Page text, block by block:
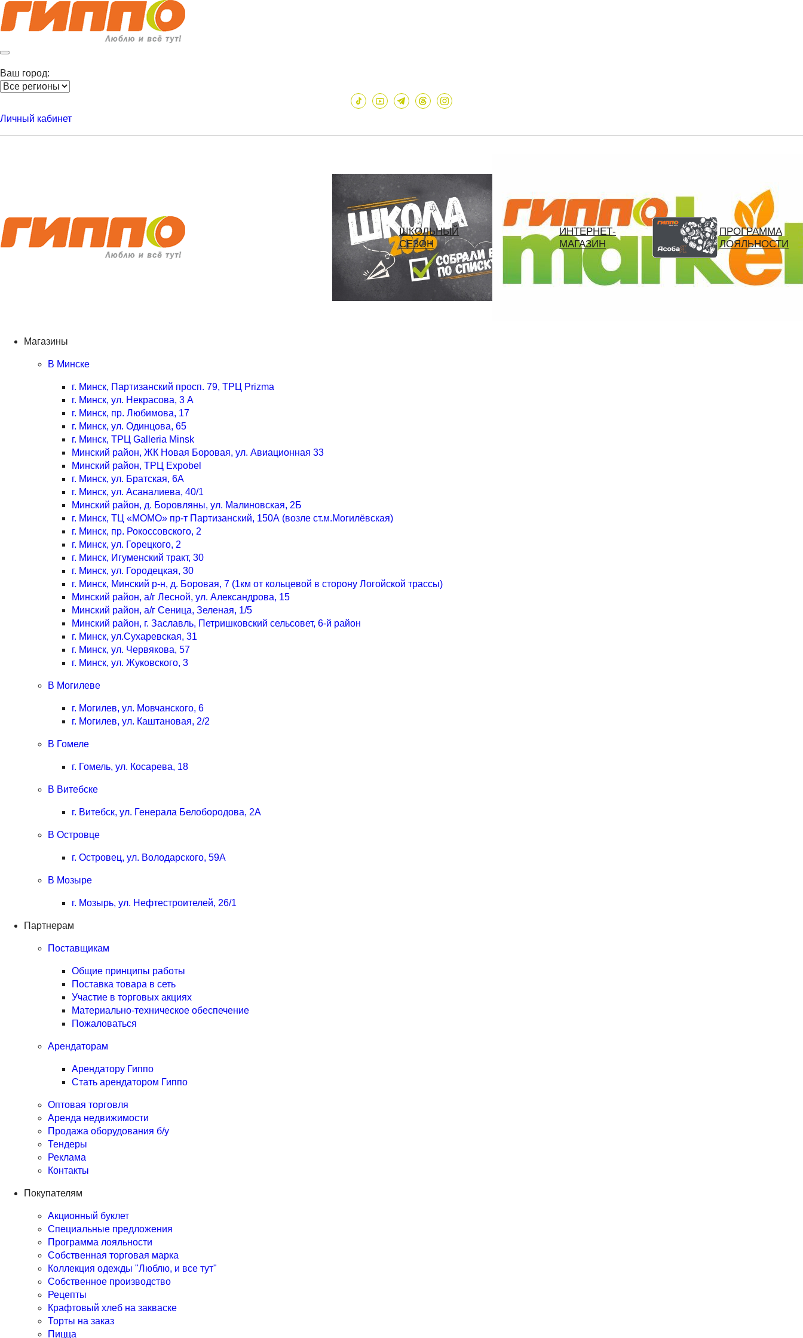
пароль
Ваш город:
Личный кабинет
ШКОЛЬНЫЙ
СЕЗОН
ИНТЕРНЕТ-
МАГАЗИН
ПРОГРАММА
ЛОЯЛЬНОСТИ
Магазины
В Минске
г. Минск, Партизанский просп. 79, ТРЦ Prizma
г. Минск, ул. Некрасова, 3 А
г. Минск, пр. Любимова, 17
г. Минск, ул. Одинцова, 65
г. Минск, ТРЦ Galleria Minsk
Минский район, ЖК Новая Боровая, ул. Авиационная 33
Минский район, ТРЦ Expobel
г. Минск, ул. Братская, 6А
г. Минск, ул. Асаналиева, 40/1
Минский район, д. Боровляны, ул. Малиновская, 2Б
г. Минск, ТЦ «МОМО» пр-т Партизанский, 150А (возле ст.м.Могилёвская)
г. Минск, пр. Рокоссовского, 2
г. Минск, ул. Горецкого, 2
г. Минск, Игуменский тракт, 30
г. Минск, ул. Городецкая, 30
г. Минск, Минский р-н, д. Боровая, 7 (1км от кольцевой в сторону Логойской трассы)
Минский район, а/г Лесной, ул. Александрова, 15
Минский район, а/г Сеница, Зеленая, 1/5
Минский район, г. Заславль, Петришковский сельсовет, 6-й район
г. Минск, ул.Сухаревская, 31
г. Минск, ул. Червякова, 57
г. Минск, ул. Жуковского, 3
В Могилеве
г. Могилев, ул. Мовчанского, 6
г. Могилев, ул. Каштановая, 2/2
В Гомеле
г. Гомель, ул. Косарева, 18
В Витебске
г. Витебск, ул. Генерала Белобородова, 2А
В Островце
г. Островец, ул. Володарского, 59А
В Мозыре
г. Мозырь, ул. Нефтестроителей, 26/1
Партнерам
Поставщикам
Общие принципы работы
Поставка товара в сеть
Участие в торговых акциях
Материально-техническое обеспечение
Пожаловаться
Арендаторам
Арендатору Гиппо
Стать арендатором Гиппо
Оптовая торговля
Аренда недвижимости
Продажа оборудования б/у
Тендеры
Реклама
Контакты
Покупателям
Акционный буклет
Специальные предложения
Программа лояльности
Собственная торговая марка
Коллекция одежды "Люблю, и все тут"
Собственное производство
Рецепты
Крафтовый хлеб на закваске
Торты на заказ
Пицца